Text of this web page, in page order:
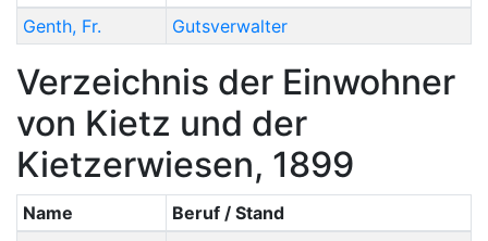
Genth, Fr. Gutsverwalter
Verzeichnis der Einwohner
von Kietz und der
Kietzerwiesen, 1899
Name
Beruf / Stand